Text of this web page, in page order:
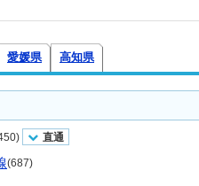
愛媛県 高知県
直通
(687)